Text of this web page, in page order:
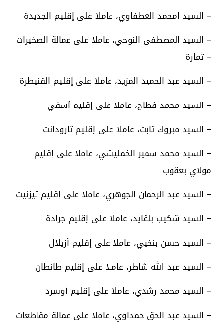
– السيد امحمد العطفاوي، عاملا على إقليم الجديدة
– السيد المصطفى النوحي، عاملا على عمالة الصخيرات
– تمارة
– السيد عبد الحميد المزيد، عاملا على إقليم القنيطرة
– السيد محمد فطاح، عاملا على إقليم آسفي
– السيد مبروك تابت، عاملا على إقليم تارودانت
– السيد محمد سمير الخمليشي، عاملا على إقليم
مولاي يعقوب
– السيد عبد الرحمان الجوهري، عاملا على إقليم تيزنيت
– السيد شكيب بلقايد، عاملا على إقليم جرادة
– السيد حسن بنخيي، عاملا على إقليم أزيلال
– السيد عبد الله شاطر، عاملا على إقليم طانطان
– السيد محمد رشدي، عاملا على إقليم أوسرد
– السيد عبد الحق حمداوي، عاملا على عمالة مقاطعات